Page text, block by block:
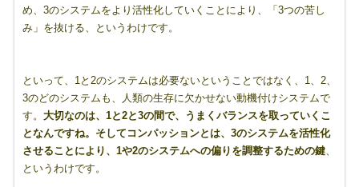
め、3のシステムをより活性化していくことにより、「3つの苦し
み」を抜ける、というわけです。
といって、1と2のシステムは必要ないということではなく、1、2、
3のどのシステムも、人類の生存に欠かせない動機付けシステムで
す。 大切なのは、1と2と3の間で、うまくバランスを取っていくこ
となんですね。そしてコンパッションとは、3のシステムを活性化
させることにより、1や2のシステムへの偏りを調整するための鍵、
というわけです。